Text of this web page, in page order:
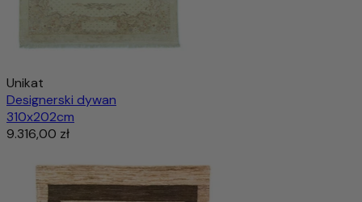
Unikat
Designerski dywan
310x202cm
9.316,00 zł